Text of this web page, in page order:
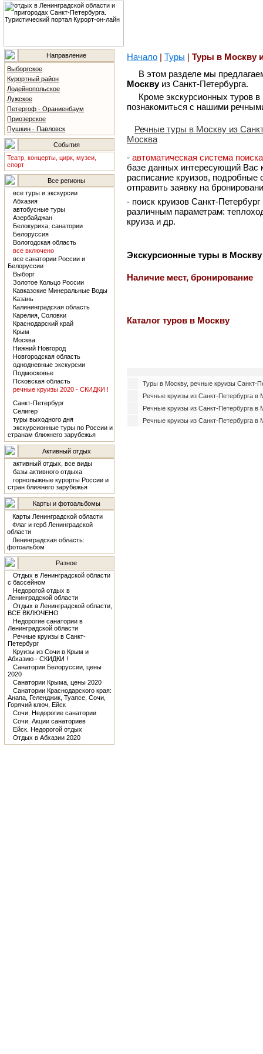
Направление
Выборгское
Курортный район
Лодейнопольское
Лужское
Петергоф - Ораниенбаум
Приозерское
Пушкин - Павловск
События
Театр, концерты, цирк, музеи,
спорт
Все регионы
все туры и экскурсии
Абхазия
автобусные туры
Азербайджан
Белокуриха, санатории
Белоруссия
Вологодская область
все включено
все санатории России и
Белоруссии
Выборг
Золотое Кольцо России
Кавказские Минеральные Воды
Казань
Калининградская область
Карелия, Соловки
Краснодарский край
Крым
Москва
Нижний Новгород
Новгородская область
однодневные экскурсии
Подмосковье
Псковская область
речные круизы 2020 - СКИДКИ !
Санкт-Петербург
Селигер
туры выходного дня
экскурсионные туры по России и
странам ближнего зарубежья
Активный отдых
активный отдых, все виды
базы активного отдыха
горнолыжные курорты России и
стран ближнего зарубежья
Карты и фотоальбомы
Карты Ленинградской области
Флаг и герб Ленинградской
области
Ленинградская область:
фотоальбом
Разное
Отдых в Ленинградской области
с бассейном
Недорогой отдых в
Ленинградской области
Отдых в Ленинградской области,
ВСЕ ВКЛЮЧЕНО
Недорогие санатории в
Ленинградской области
Речные круизы в Санкт-
Петербург
Круизы из Сочи в Крым и
Абхазию - СКИДКИ !
Санатории Белоруссии, цены
2020
Санатории Крыма, цены 2020
Санатории Краснодарского края:
Анапа, Геленджик, Туапсе, Сочи,
Горячий ключ, Ейск
Сочи. Недорогие санатории
Сочи. Акции санаториев
Ейск. Недорогой отдых
Отдых в Абхазии 2020
Начало | Туры | Туры в Москву
В этом разделе мы
Москвуиз Санкт-Петербурга.
Кроме экскурсионных туров
познакомиться с нашими
Речные туры в Москву из
Москва
- автоматическая система поиска
базе данных интересующий Вас
расписание круизов,
отправить заявку на
- поиск круизов Санкт-
различным параметрам:
круиза и др.
Экскурсионные туры в Москву
Наличие мест, бронирование
Каталог туров в Москву
Туры в Москву, речные круизы Санкт-
Речные круизы из Санкт-Петербурга в
Речные круизы из Санкт-Петербурга в
Речные круизы из Санкт-Петербурга